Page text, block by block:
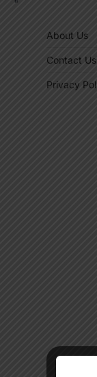
"
About Us
Contact Us
Privacy